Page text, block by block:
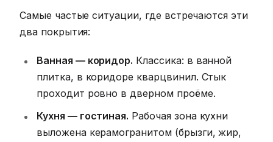
Самые частые ситуации, где встречаются эти
два покрытия:
Ванная — коридор. Классика: в ванной
плитка, в коридоре кварцвинил. Стык
проходит ровно в дверном проёме.
Кухня — гостиная. Рабочая зона кухни
выложена керамогранитом (брызги, жир,